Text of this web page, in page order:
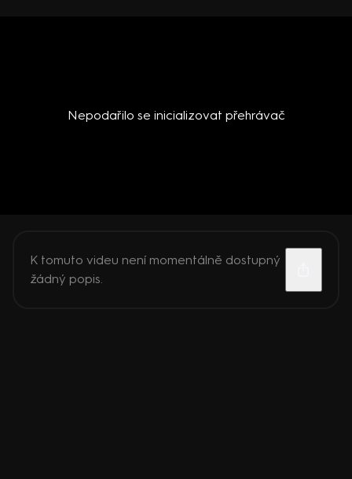
Nepodařilo se inicializovat přehrávač
K tomuto videu není momentálně dostupný
žádný popis.